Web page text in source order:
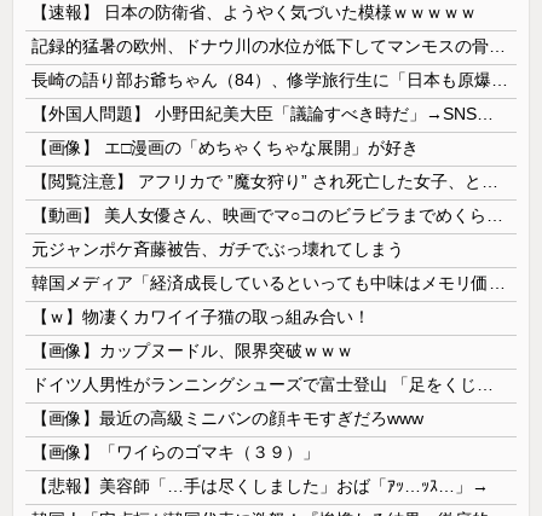
【速報】 日本の防衛省、ようやく気づいた模様ｗｗｗｗｗ
【画像】 エ□漫画の「めちゃくちゃな展開」が好き
元ジャンポケ斉藤被告、ガチでぶっ壊れてしまう
【ｗ】物凄くカワイイ子猫の取っ組み合い！
【画像】カップヌードル、限界突破ｗｗｗ
【画像】最近の高級ミニバンの顔キモすぎだろwww
【画像】「ワイらのゴマキ（３９）」
【悲報】美容師「…手は尽くしました」おば「ｱｯ…ｯｽ…」→